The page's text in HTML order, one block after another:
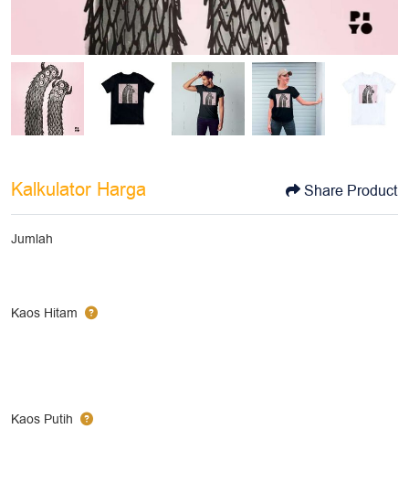
Kalkulator Harga Share Product
Jumlah
Kaos Hitam
Kaos Putih